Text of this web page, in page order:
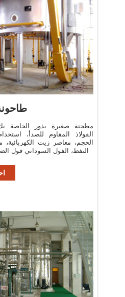
مطحنة صغيرة بذور الخاصة بك
الفولاذ المقاوم للصدأ،
الحجم، معاصر زيت
النفط، الفول السوداني فول